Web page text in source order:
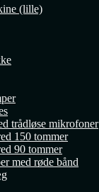
(lille)
trådløse mikrofoner
150 tommer
90 tommer
med røde bånd